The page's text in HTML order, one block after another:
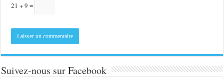
21 + 9 =
Suivez-nous sur Facebook